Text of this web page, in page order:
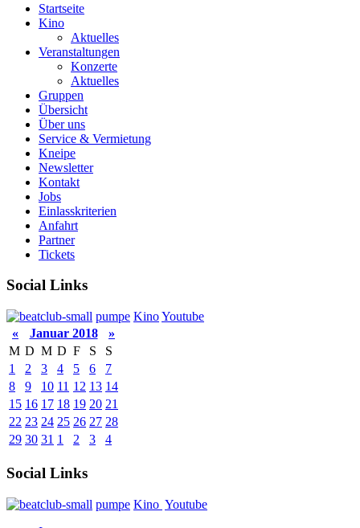
Startseite
Kino
Aktuelles
Veranstaltungen
Konzerte
Aktuelles
Gruppen
Übersicht
Über uns
Service & Vermietung
Kneipe
Newsletter
Kontakt
Jobs
Einlasskriterien
Anfahrt
Partner
Tickets
Social Links
pumpe KinoYoutube
«
Januar 2018
»
M D M D F S
S
1
2 3 4 5 6
7
8
9 10 11 12 13 14
15 16 17 18 19 20 21
22 23 24 25 26 27 28
29 30 31 1 2 3 4
Social Links
pumpe Kino Youtube